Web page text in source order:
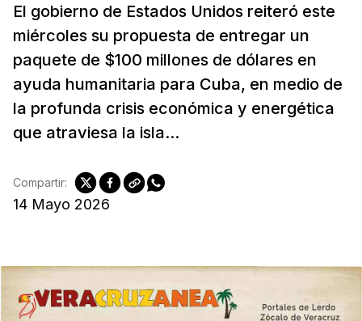
El gobierno de Estados Unidos reiteró este
miércoles su propuesta de entregar un
paquete de $100 millones de dólares en
ayuda humanitaria para Cuba, en medio de
la profunda crisis económica y energética
que atraviesa la isla...
14 Mayo 2026
Compartir: